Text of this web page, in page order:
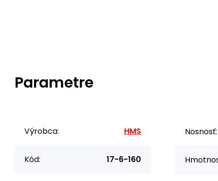
Parametre
Výrobca: HMS
Kód: 17-6-160
Nosnosť: